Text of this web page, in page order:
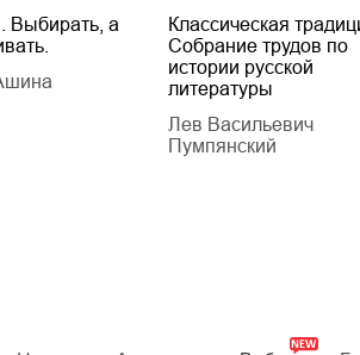
Выбирать, а
Классическая
Собрание трудов по
истории русской
литературы
Лев Васильевич
Пумпянский